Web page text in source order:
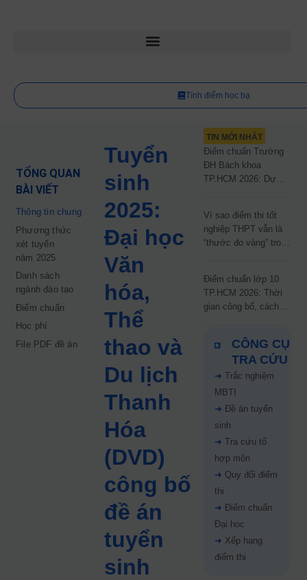
Tính điểm học bạ
TỔNG QUAN
BÀI VIẾT
Thông tin chung
Phương thức
xét tuyển
năm 2025
Danh sách
ngành đào tạo
Điểm chuẩn
Học phí
File PDF đề án
Tuyển
sinh
2025:
Đại học
Văn
hóa,
Thể
thao và
Du lịch
Thanh
Hóa
(DVD)
công bố
đề án
tuyển
sinh
TIN MỚI NHẤT
Điểm chuẩn Trường
ĐH Bách khoa
TP.HCM 2026: Dự
67%
Vì sao điểm thi tốt
nghiệp THPT vẫn là
“thước đo vàng” trong
Điểm chuẩn lớp 10
TP.HCM 2026: Thời
gian công bố, cách
còn” cho sĩ tửCÔNG CỤ
TRA CỨU
➜ Trắc nghiệm
MBTI
➜ Đề án tuyển
sinh
➜ Tra cứu tổ
hợp môn
➜ Quy đổi điểm
thi
➜ Điểm chuẩn
Đại học
➜ Xếp hạng
điểm thi